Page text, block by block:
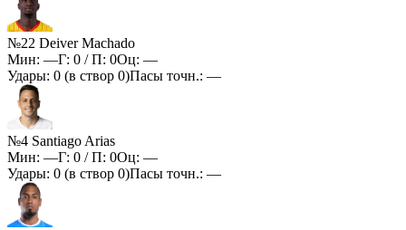
№22 Deiver Machado
Мин: —Г: 0 / П: 0Оц: —
Удары: 0 (в створ 0)Пасы точн.: —
№4 Santiago Arias
Мин: —Г: 0 / П: 0Оц: —
Удары: 0 (в створ 0)Пасы точн.: —